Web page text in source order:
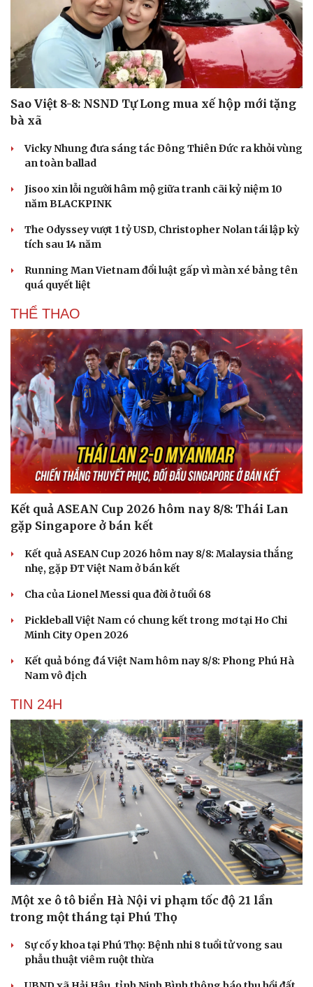
Cải chính
Sao Việt 8-8: NSND Tự Long mua xế hộp mới tặng
bà xã
Vicky Nhung đưa sáng tác Đông Thiên Đức ra khỏi vùng
an toàn ballad
Jisoo xin lỗi người hâm mộ giữa tranh cãi kỷ niệm 10
năm BLACKPINK
The Odyssey vượt 1 tỷ USD, Christopher Nolan tái lập kỳ
tích sau 14 năm
Running Man Vietnam đổi luật gấp vì màn xé bảng tên
quá quyết liệt
THỂ THAO
Kết quả ASEAN Cup 2026 hôm nay 8/8: Thái Lan
gặp Singapore ở bán kết
Kết quả ASEAN Cup 2026 hôm nay 8/8: Malaysia thắng
nhẹ, gặp ĐT Việt Nam ở bán kết
Cha của Lionel Messi qua đời ở tuổi 68
Pickleball Việt Nam có chung kết trong mơ tại Ho Chi
Minh City Open 2026
Kết quả bóng đá Việt Nam hôm nay 8/8: Phong Phú Hà
Nam vô địch
TIN 24H
Một xe ô tô biển Hà Nội vi phạm tốc độ 21 lần
trong một tháng tại Phú Thọ
Sự cố y khoa tại Phú Thọ: Bệnh nhi 8 tuổi tử vong sau
phẫu thuật viêm ruột thừa